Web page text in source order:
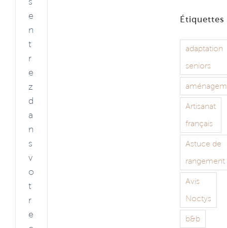
e
n
t
r
e
z
d
a
n
s
v
o
t
r
e
Étiquettes
adaptation
seniors
Artisanat
français
Astuce de
rangement
Avis
Noctys
b&b